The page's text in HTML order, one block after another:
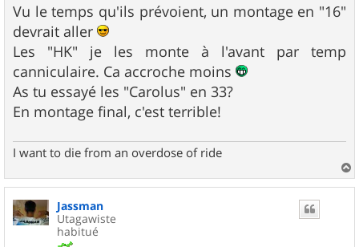
Vu le temps qu'ils prévoient, un montage en "16"
devrait aller
Les "HK" je les monte à l'avant par temp
canniculaire. Ca accroche moins
As tu essayé les "Carolus" en 33?
En montage final, c'est terrible!
I want to die from an overdose of ride
a
Jassman
Utagawiste
habitué